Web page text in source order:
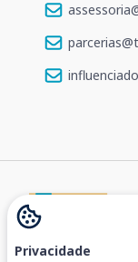
Privacidade